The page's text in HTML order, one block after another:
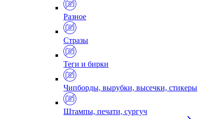
Разное
Стразы
Теги и бирки
Чипборды, вырубки, высечки, стикеры
Штампы, печати, сургуч